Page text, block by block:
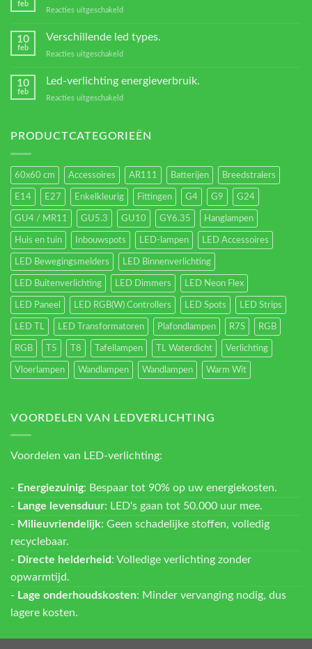
verlichting
feb
Reacties uitgeschakeld
Transformators?
10
feb
Verschillende led types.
Reacties uitgeschakeld
led
10
feb
Led-verlichting energieverbruik.
Reacties uitgeschakeld
energieverbruik.
PRODUCTCATEGORIEËN
60x60 cm Accessoires AR111 Batterijen Breedstralers
E14 E27 Enkelkleurig Fittingen G4 G9 G24
GU4 / MR11 GU5.3 GU10 GY6.35 Hanglampen
Huis en tuin Inbouwspots LED-lampen LED Accessoires
LED Bewegingsmelders LED Binnenverlichting
LED Buitenverlichting LED Dimmers LED Neon Flex
LED Paneel LED RGB(W) Controllers LED Spots LED Strips
LED TL LED Transformatoren Plafondlampen R7S RGB
RGB T5 T8 Tafellampen TL Waterdicht Verlichting
Vloerlampen Wandlampen Wandlampen Warm Wit
VOORDELEN VAN LEDVERLICHTING
Voordelen van LED-verlichting:
- Energiezuinig: Bespaar tot 90% op uw energiekosten.
- Lange levensduur: LED's gaan tot 50.000 uur mee.
- Milieuvriendelijk: Geen schadelijke stoffen, volledig
recyclebaar.
- Directe helderheid: Volledige verlichting zonder
opwarmtijd.
- Lage onderhoudskosten: Minder vervanging nodig, dus
lagere kosten.